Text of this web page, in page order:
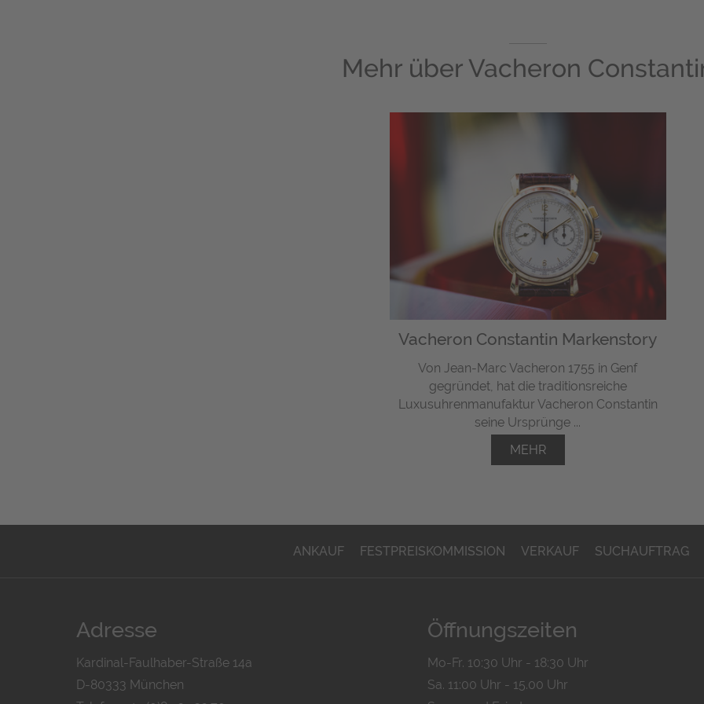
Mehr über Vacheron
Vacheron Constantin Markenstory
Von Jean-Marc Vacheron 1755 in Genf
gegründet, hat die traditionsreiche
Luxusuhrenmanufaktur Vacheron Constantin
seine Ursprünge ...
MEHR
ANKAUF FESTPREISKOMMISSION VERKAUF SUCHAUFTRAG
Adresse
Kardinal-Faulhaber-Straße 14a
D-80333 München
Öffnungszeiten
Mo-Fr. 10:30 Uhr - 18:30 Uhr
Sa. 11:00 Uhr - 15.00 Uhr